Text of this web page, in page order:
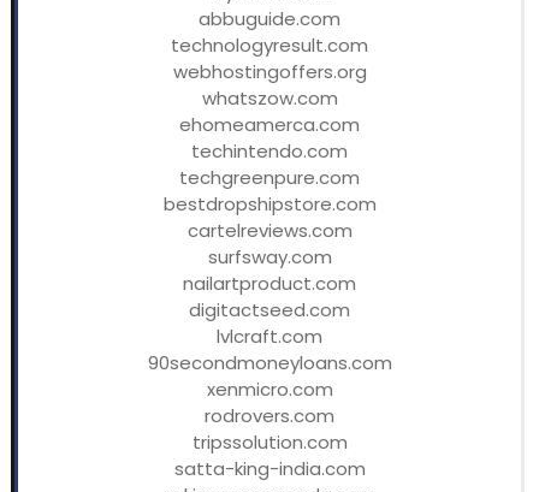
abbuguide.com
technologyresult.com
webhostingoffers.org
whatszow.com
ehomeamerca.com
techintendo.com
techgreenpure.com
bestdropshipstore.com
cartelreviews.com
surfsway.com
nailartproduct.com
digitactseed.com
lvlcraft.com
90secondmoneyloans.com
xenmicro.com
rodrovers.com
tripssolution.com
satta-king-india.com